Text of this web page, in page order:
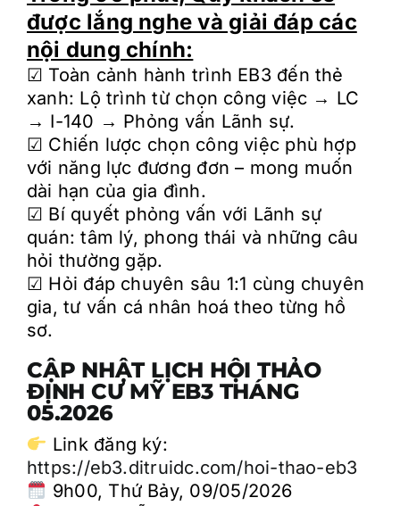
được lắng nghe và giải đáp các
nội dung chính:
☑︎ Toàn cảnh hành trình EB3 đến thẻ
xanh: Lộ trình từ chọn công việc → LC
→ I-140 → Phỏng vấn Lãnh sự.
☑︎ Chiến lược chọn công việc phù hợp
với năng lực đương đơn – mong muốn
dài hạn của gia đình.
☑︎ Bí quyết phỏng vấn với Lãnh sự
quán: tâm lý, phong thái và những câu
hỏi thường gặp.
☑︎ Hỏi đáp chuyên sâu 1:1 cùng chuyên
gia, tư vấn cá nhân hoá theo từng hồ
sơ.
CẬP NHẬT LỊCH HỘI THẢO
ĐỊNH CƯ MỸ EB3 THÁNG
05.2026
Link đăng ký:
https://eb3.ditruidc.com/hoi-thao-eb3
9h00, Thứ Bảy, 09/05/2026